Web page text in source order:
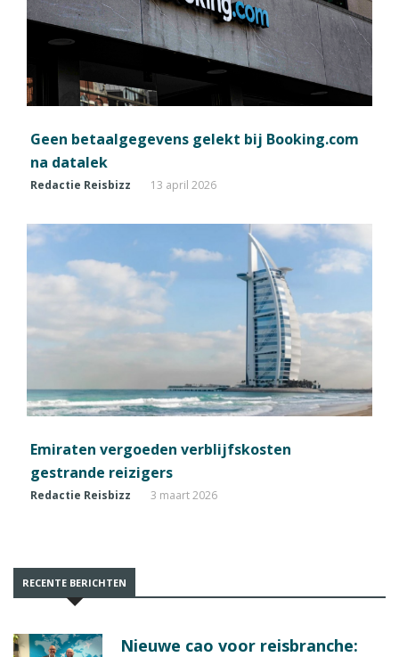
Geen betaalgegevens gelekt bij Booking.com
na datalek
Redactie Reisbizz 13 april 2026
Emiraten vergoeden verblijfskosten
gestrande reizigers
Redactie Reisbizz 3 maart 2026
RECENTE BERICHTEN
Nieuwe cao voor reisbranche: